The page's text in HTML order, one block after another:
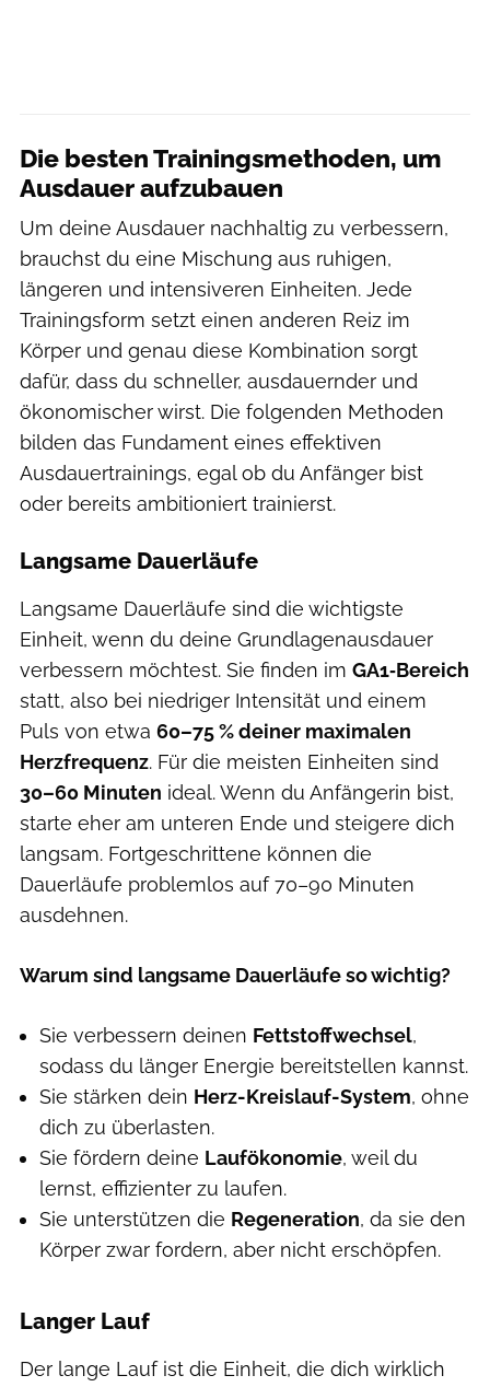
Die besten Trainingsmethoden, um
Ausdauer aufzubauen
Um deine Ausdauer nachhaltig zu verbessern,
brauchst du eine Mischung aus ruhigen,
längeren und intensiveren Einheiten. Jede
Trainingsform setzt einen anderen Reiz im
Körper und genau diese Kombination sorgt
dafür, dass du schneller, ausdauernder und
ökonomischer wirst. Die folgenden Methoden
bilden das Fundament eines effektiven
Ausdauertrainings, egal ob du Anfänger bist
oder bereits ambitioniert trainierst.
Langsame Dauerläufe
Langsame Dauerläufe sind die wichtigste
Einheit, wenn du deine Grundlagenausdauer
verbessern möchtest. Sie finden im GA1‑Bereich
statt, also bei niedriger Intensität und einem
Puls von etwa 60–75 % deiner maximalen
Herzfrequenz. Für die meisten Einheiten sind
30–60 Minuten ideal. Wenn du Anfängerin bist,
starte eher am unteren Ende und steigere dich
langsam. Fortgeschrittene können die
Dauerläufe problemlos auf 70–90 Minuten
ausdehnen.
Warum sind langsame Dauerläufe so wichtig?
Sie verbessern deinen Fettstoffwechsel,
sodass du länger Energie bereitstellen kannst.
Sie stärken dein Herz-Kreislauf-System, ohne
dich zu überlasten.
Sie fördern deine Laufökonomie, weil du
lernst, effizienter zu laufen.
Sie unterstützen die Regeneration, da sie den
Körper zwar fordern, aber nicht erschöpfen.
Langer Lauf
Der lange Lauf ist die Einheit, die dich wirklich